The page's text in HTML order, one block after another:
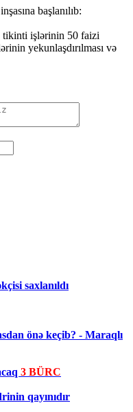
başlanılıb:
tikinti işlərinin 50 faizi
yekunlaşdırılması və
saxlanıldı
önə keçib? - Maraqlı
3 BÜRC
qayınıdır